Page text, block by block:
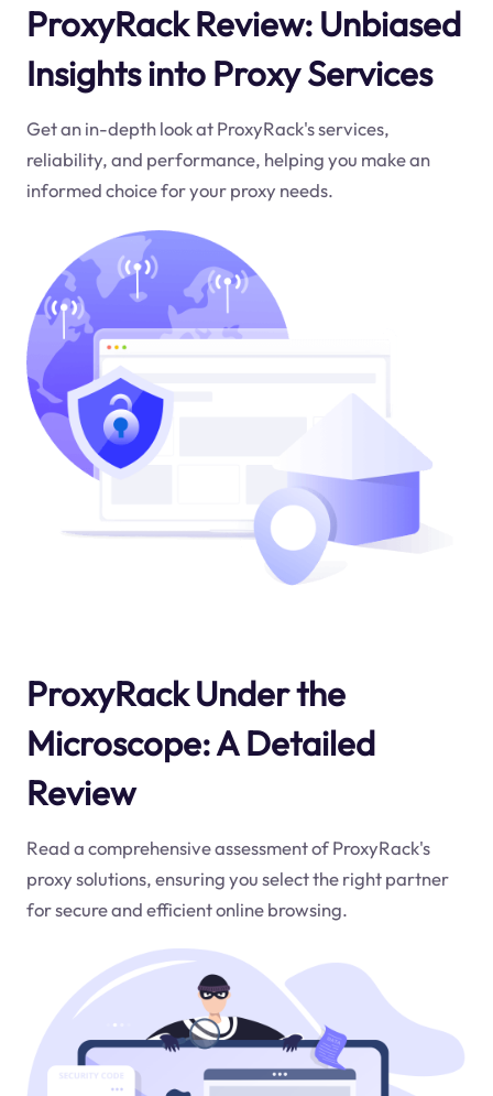
ProxyRack Review: Unbiased
Insights into Proxy Services
Get an in-depth look at ProxyRack's services,
reliability, and performance, helping you make an
informed choice for your proxy needs.
ProxyRack Under the
Microscope: A Detailed
Review
Read a comprehensive assessment of ProxyRack's
proxy solutions, ensuring you select the right partner
for secure and efficient online browsing.